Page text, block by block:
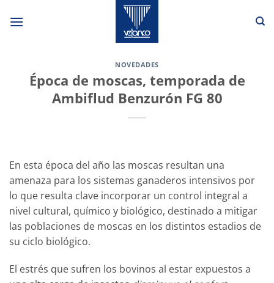
NOVEDADES
Época de moscas, temporada de
Ambiflud Benzurón FG 80
En esta época del año las moscas resultan una
amenaza para los sistemas ganaderos intensivos por
lo que resulta clave incorporar un control integral a
nivel cultural, químico y biológico, destinado a mitigar
las poblaciones de moscas en los distintos estadios de
su ciclo biológico.
El estrés que sufren los bovinos al estar expuestos a